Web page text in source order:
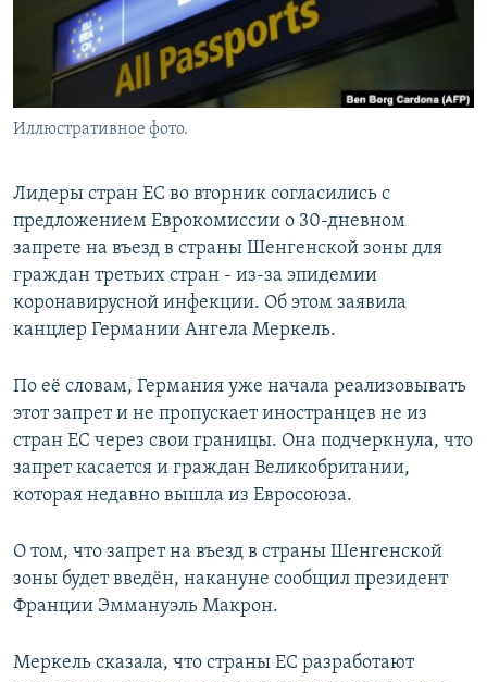
Иллюстративное фото.
Лидеры стран ЕС во вторник согласились с
предложением Еврокомиссии о 30-дневном
запрете на въезд в страны Шенгенской зоны для
граждан третьих стран - из-за эпидемии
коронавирусной инфекции. Об этом заявила
канцлер Германии Ангела Меркель.
По её словам, Германия уже начала реализовывать
этот запрет и не пропускает иностранцев не из
стран ЕС через свои границы. Она подчеркнула, что
запрет касается и граждан Великобритании,
которая недавно вышла из Евросоюза.
О том, что запрет на въезд в страны Шенгенской
зоны будет введён, накануне сообщил президент
Франции Эммануэль Макрон.
Меркель сказала, что страны ЕС разработают